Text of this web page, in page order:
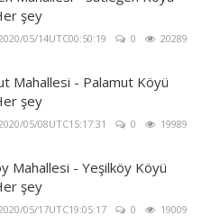
şey
05/14UTC00:50:19 0 20289
Mahallesi - Palamut Köyü
şey
05/08UTC15:17:31 0 19989
Mahallesi - Yeşilköy Köyü
şey
05/17UTC19:05:17 0 19009